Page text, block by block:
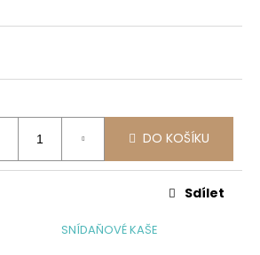
DO KOŠÍKU
SNÍDAŇOVÉ KAŠE
Sdílet